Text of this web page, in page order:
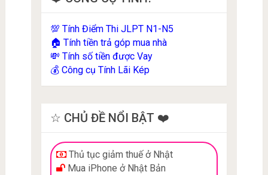
💯 Tính Điểm Thi JLPT N1-N5
🏠 Tính tiền trả góp mua nhà
💸 Tính số tiền được Vay
💰 Công cụ Tính Lãi Kép
☆ CHỦ ĐỀ NỔI BẬT ❤️
Thủ tục giảm thuế ở Nhật
Mua iPhone ở Nhật Bản